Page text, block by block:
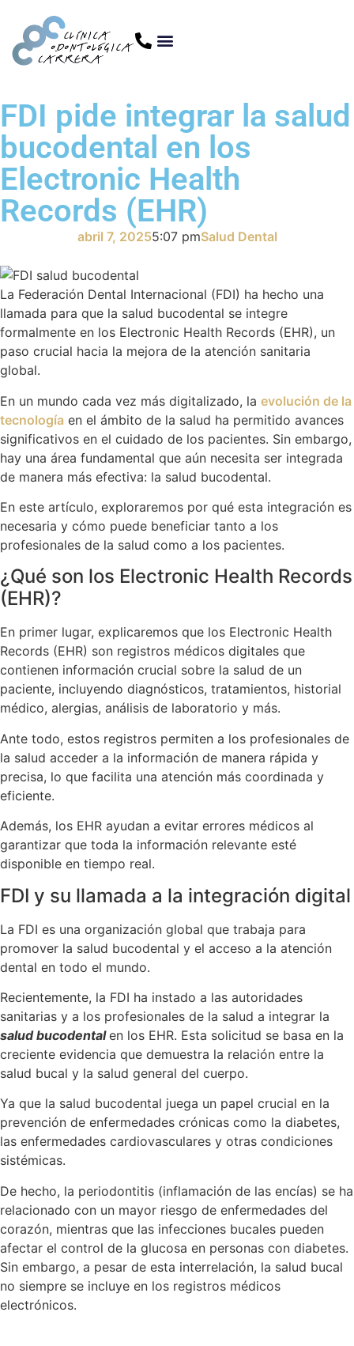
FDI pide integrar la salud
bucodental en los
Electronic Health
Records (EHR)
abril 7, 20255:07 pmSalud Dental
La Federación Dental Internacional (FDI) ha hecho una
llamada para que la salud bucodental se integre
formalmente en los Electronic Health Records (EHR), un
paso crucial hacia la mejora de la atención sanitaria
global.
En un mundo cada vez más digitalizado, la evolución de la
tecnología en el ámbito de la salud ha permitido avances
significativos en el cuidado de los pacientes. Sin embargo,
hay una área fundamental que aún necesita ser integrada
de manera más efectiva: la salud bucodental.
En este artículo, exploraremos por qué esta integración es
necesaria y cómo puede beneficiar tanto a los
profesionales de la salud como a los pacientes.
¿Qué son los Electronic Health Records
(EHR)?
En primer lugar, explicaremos que los Electronic Health
Records (EHR) son registros médicos digitales que
contienen información crucial sobre la salud de un
paciente, incluyendo diagnósticos, tratamientos, historial
médico, alergias, análisis de laboratorio y más.
Ante todo, estos registros permiten a los profesionales de
la salud acceder a la información de manera rápida y
precisa, lo que facilita una atención más coordinada y
eficiente.
Además, los EHR ayudan a evitar errores médicos al
garantizar que toda la información relevante esté
disponible en tiempo real.
FDI y su llamada a la integración digital
La FDI es una organización global que trabaja para
promover la salud bucodental y el acceso a la atención
dental en todo el mundo.
Recientemente, la FDI ha instado a las autoridades
sanitarias y a los profesionales de la salud a integrar la
salud bucodental en los EHR. Esta solicitud se basa en la
creciente evidencia que demuestra la relación entre la
salud bucal y la salud general del cuerpo.
Ya que la salud bucodental juega un papel crucial en la
prevención de enfermedades crónicas como la diabetes,
las enfermedades cardiovasculares y otras condiciones
sistémicas.
De hecho, la periodontitis (inflamación de las encías) se ha
relacionado con un mayor riesgo de enfermedades del
corazón, mientras que las infecciones bucales pueden
afectar el control de la glucosa en personas con diabetes.
Sin embargo, a pesar de esta interrelación, la salud bucal
no siempre se incluye en los registros médicos
electrónicos.